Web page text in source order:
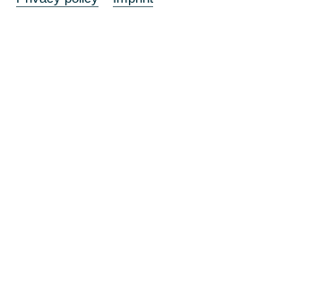
künftig erhebliche Vorteile. Es
eine Echtzeit-Bestätigung ermöglicht
Darüber hinaus eliminiert die
eines Transaktionsabgleichs, da die
auf der Blockchain gespeichert
Handelsrisiken, manuelle Fehler und
auf der Blockchain-Technologie
von Drittanbietern zur
müssen sich die technischen,
weiterentwickeln, um diese
können.